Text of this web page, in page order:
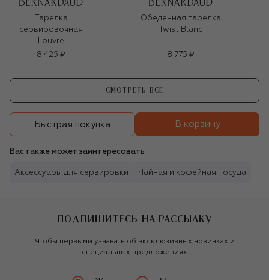
Тарелка
сервировочная
Louvre
8 425 ₽
Обеденная тарелка
Twist Blanc
8 775 ₽
СМОТРЕТЬ ВСЕ
Быстрая покупка В корзину
Вас также может заинтересовать
Аксессуары для сервировки Чайная и кофейная посуда
ПОДПИШИТЕСЬ НА РАССЫЛКУ
Чтобы первыми узнавать об эксклюзивных новинках и
специальных предложениях